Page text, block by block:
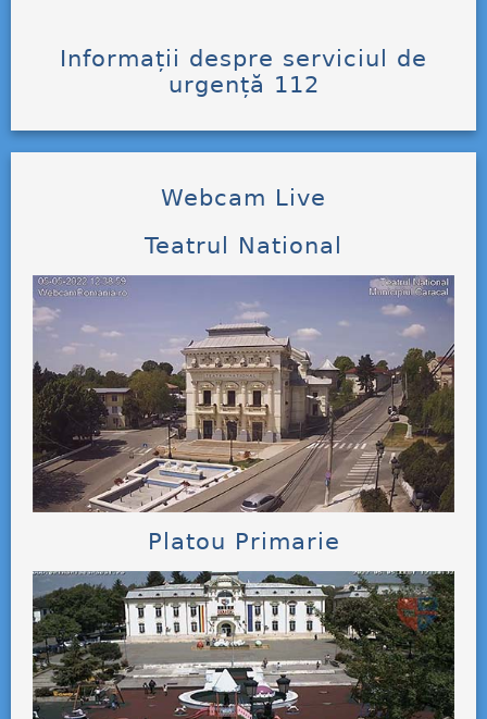
Informații despre serviciul de
urgență 112
Webcam Live
Teatrul National
Platou Primarie